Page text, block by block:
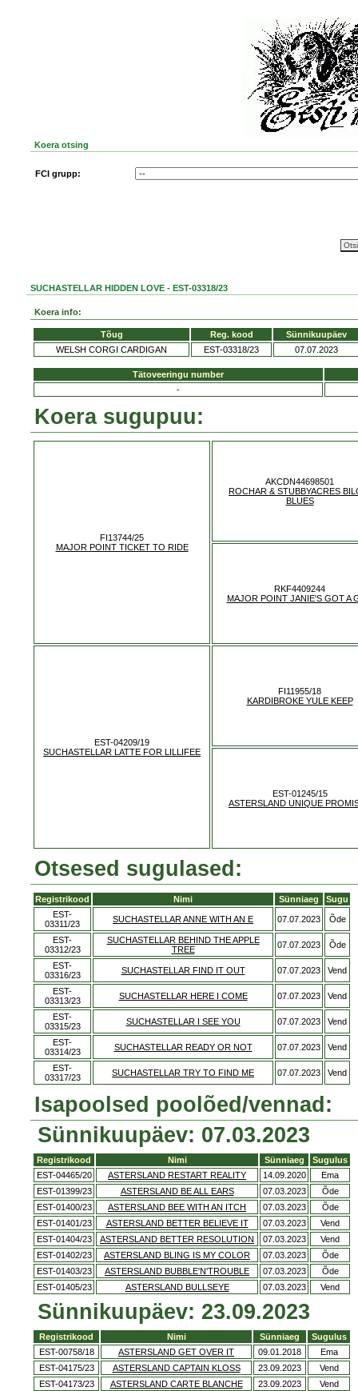
Koera otsing
FCI grupp:
SUCHASTELLAR HIDDEN LOVE - EST-03318/23
Koera info:
Tõug Reg. kood
Sünnikuupäev
WELSH CORGI CARDIGAN
EST-03318/23 07.07.2023
Tätoveeringu number
-
Koera sugupuu:
FI13744/25
MAJOR POINT TICKET TO RIDE
AKCDN44698501
ROCHAR & STUBBYACRES
BLUES
RKF4409244
MAJOR POINT JANIE'S GOT A
EST-04209/19
SUCHASTELLAR LATTE FOR LILLIFEE
FI11955/18
KARDIBROKE YULE KEEP
EST-01245/15
ASTERSLAND UNIQUE
Otsesed sugulased:
Registrikood Nimi Sünniaeg
Sugu
EST-
03311/23
SUCHASTELLAR ANNE WITH AN E 07.07.2023 Õde
EST-
03312/23
SUCHASTELLAR BEHIND THE APPLE
TREE
07.07.2023 Õde
EST-
03316/23
SUCHASTELLAR FIND IT OUT 07.07.2023 Vend
EST-
03313/23
SUCHASTELLAR HERE I COME 07.07.2023 Vend
EST-
03315/23
SUCHASTELLAR I SEE YOU 07.07.2023 Vend
EST-
03314/23
SUCHASTELLAR READY OR NOT 07.07.2023 Vend
EST-
03317/23
SUCHASTELLAR TRY TO FIND ME 07.07.2023 Vend
Isapoolsed poolõed/vennad:
Sünnikuupäev: 07.03.2023
Registrikood Nimi Sünniaeg
Sugulus
EST-04465/20
ASTERSLAND RESTART REALITY 14.09.2020
Ema
EST-01399/23
ASTERSLAND BE ALL EARS 07.03.2023
Õde
EST-01400/23
ASTERSLAND BEE WITH AN ITCH 07.03.2023
Õde
EST-01401/23
ASTERSLAND BETTER BELIEVE IT 07.03.2023
Vend
EST-01404/23
ASTERSLAND BETTER RESOLUTION 07.03.2023
Vend
EST-01402/23
ASTERSLAND BLING IS MY COLOR 07.03.2023
Õde
EST-01403/23
ASTERSLAND BUBBLE'N'TROUBLE 07.03.2023
Õde
EST-01405/23
ASTERSLAND BULLSEYE 07.03.2023 Vend
Sünnikuupäev: 23.09.2023
Registrikood Nimi Sünniaeg
Sugulus
EST-00758/18
ASTERSLAND GET OVER IT 09.01.2018
Ema
EST-04175/23
ASTERSLAND CAPTAIN KLOSS 23.09.2023
Vend
EST-04173/23
ASTERSLAND CARTE BLANCHE 23.09.2023
Vend